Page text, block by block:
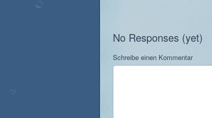
No Responses (yet)
Schreibe einen Kommentar